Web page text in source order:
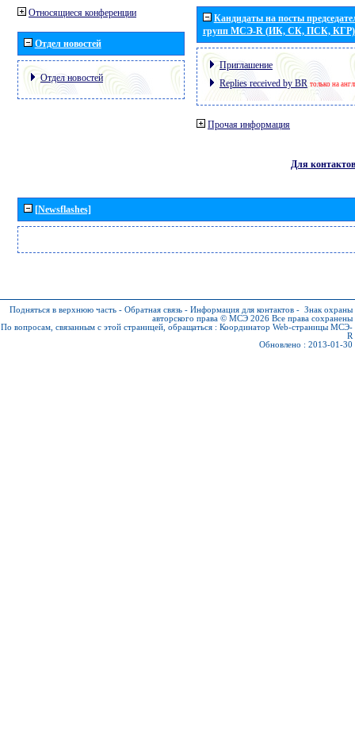
Относящиеся конференции
Отдел новостей
Отдел новостей
Кандидаты на посты
групп МСЭ-R (ИК, СК, ПСК, КГР)
Приглашение
Replies received by BR только на
Прочая информация
Для контактов
[Newsflashes]
Подняться в верхнюю часть - Обратная связь - Информация для контактов - Знак охраны
авторского права © МСЭ 2026 Все права сохранены
По вопросам, связанным с этой страницей, обращаться : Координатор Web-страницы МСЭ-
R
Обновлено : 2013-01-30